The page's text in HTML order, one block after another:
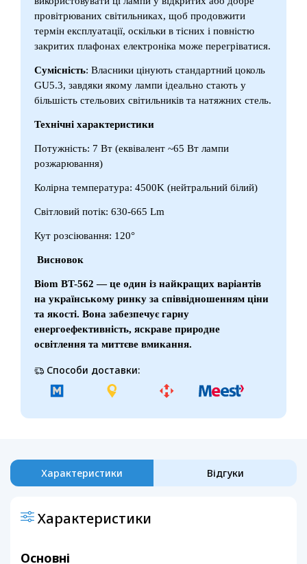
провітрюваних світильниках, щоб продовжити
термін експлуатації, оскільки в тісних і повністю
закритих плафонах електроніка може перегріватися.
Сумісність: Власники цінують стандартний цоколь
GU5.3, завдяки якому лампи ідеально стають у
більшість стельових світильників та натяжних стель.
Технічні характеристики
Потужність: 7 Вт (еквівалент ~65 Вт лампи
розжарювання)
Колірна температура: 4500K (нейтральний білий)
Світловий потік: 630-665 Lm
Кут розсіювання: 120°
Висновок
Biom BT-562 — це один із найкращих варіантів
на українському ринку за співвідношенням ціни
та якості. Вона забезпечує гарну
енергоефективність, яскраве природне
освітлення та миттєве вмикання.
Способи доставки:
Характеристики Відгуки
Характеристики
Основні